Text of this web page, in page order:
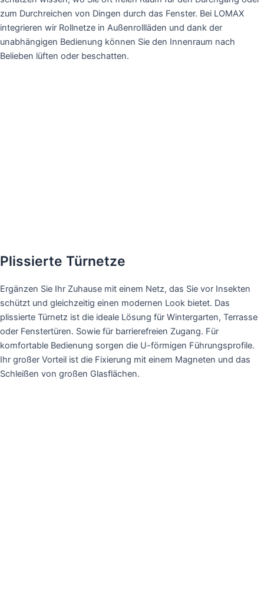
zum Durchreichen von Dingen durch das Fenster. Bei LOMAX
integrieren wir Rollnetze in Außenrollläden und dank der
unabhängigen Bedienung können Sie den Innenraum nach
Belieben lüften oder beschatten.
Plissierte Türnetze
Ergänzen Sie Ihr Zuhause mit einem Netz, das Sie vor Insekten
schützt und gleichzeitig einen modernen Look bietet. Das
plissierte Türnetz ist die ideale Lösung für Wintergarten, Terrasse
oder Fenstertüren. Sowie für barrierefreien Zugang. Für
komfortable Bedienung sorgen die U-förmigen Führungsprofile.
Ihr großer Vorteil ist die Fixierung mit einem Magneten und das
Schleißen von großen Glasflächen.